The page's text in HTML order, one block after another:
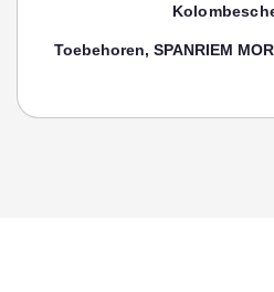
Toebehoren, SPANRIEM